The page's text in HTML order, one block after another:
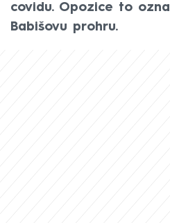
covidu. Opozice to
Babišovu prohru.